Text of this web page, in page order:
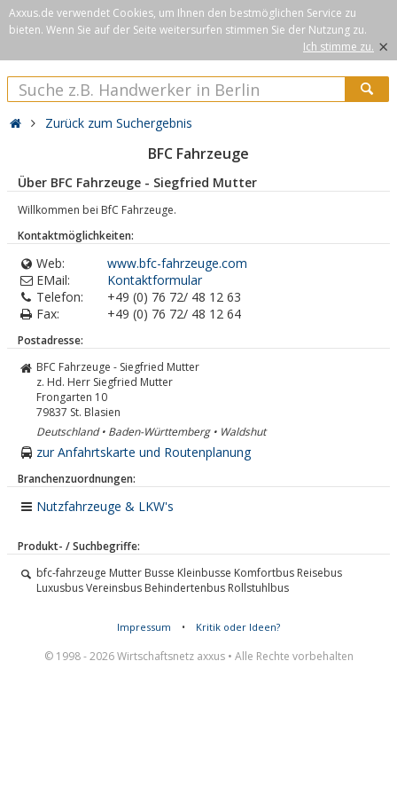
Axxus.de verwendet Cookies, um Ihnen den bestmöglichen Service zu
bieten. Wenn Sie auf der Seite weitersurfen stimmen Sie der Nutzung zu.
Ich stimme zu. ×
Zurück zum Suchergebnis
BFC Fahrzeuge
Über BFC Fahrzeuge - Siegfried Mutter
Willkommen bei BfC Fahrzeuge.
Kontaktmöglichkeiten:
Web:
www.bfc-fahrzeuge.com
EMail:
Kontaktformular
Telefon:
+49 (0) 76 72/ 48 12 63
Fax:
+49 (0) 76 72/ 48 12 64
Postadresse:
BFC Fahrzeuge - Siegfried Mutter
z. Hd. Herr Siegfried Mutter
Frongarten 10
79837 St. Blasien
Deutschland • Baden-Württemberg • Waldshut
zur Anfahrtskarte und Routenplanung
Branchenzuordnungen:
Nutzfahrzeuge & LKW's
Produkt- / Suchbegriffe:
bfc-fahrzeuge Mutter Busse Kleinbusse Komfortbus Reisebus
Luxusbus Vereinsbus Behindertenbus Rollstuhlbus
Impressum • Kritik oder Ideen?
© 1998 - 2026 Wirtschaftsnetz axxus • Alle Rechte vorbehalten